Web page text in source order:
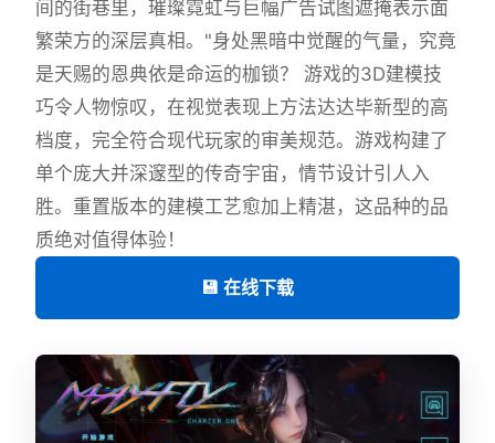
间的街巷里，璀璨霓虹与巨幅广告试图遮掩表示面
繁荣方的深层真相。"身处黑暗中觉醒的气量，究竟
是天赐的恩典依是命运的枷锁？ 游戏的3D建模技
巧令人物惊叹，在视觉表现上方法达达毕新型的高
档度，完全符合现代玩家的审美规范。游戏构建了
单个庞大并深邃型的传奇宇宙，情节设计引人入
胜。重置版本的建模工艺愈加上精湛，这品种的品
质绝对值得体验！
💾 在线下载